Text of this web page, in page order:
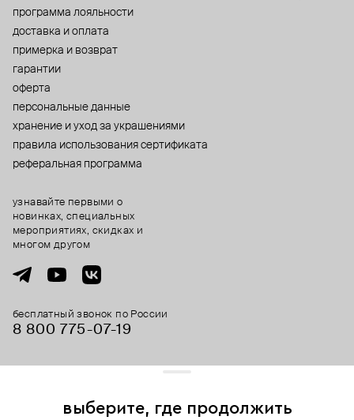
программа лояльности
доставка и оплата
примерка и возврат
гарантии
оферта
персональные данные
хранение и уход за украшениями
правила использования сертификата
реферальная программа
бесплатный звонок по России
8 800 775⁠-07⁠-19
узнавайте первыми о
новинках, специальных
мероприятиях, скидках и
многом другом
выберите, где продолжить